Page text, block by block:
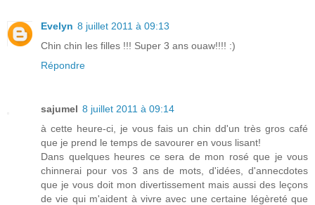
Evelyn 8 juillet 2011 à 09:13
Chin chin les filles !!! Super 3 ans ouaw!!!! :)
Répondre
sajumel 8 juillet 2011 à 09:14
à cette heure-ci, je vous fais un chin dd'un très gros café
que je prend le temps de savourer en vous lisant!
Dans quelques heures ce sera de mon rosé que je vous
chinnerai pour vos 3 ans de mots, d'idées, d'annecdotes
que je vous doit mon divertissement mais aussi des leçons
de vie qui m'aident à vivre avec une certaine légèreté que